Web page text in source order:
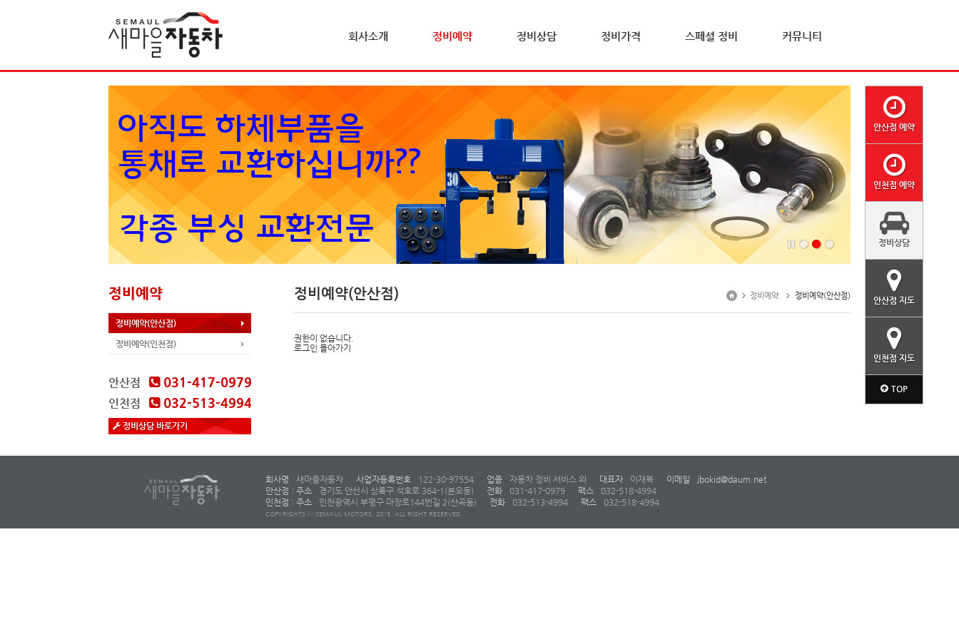
회사소개 정비예약 정비상담 정비가격 스페셜 정비 커뮤니티
정비예약
정비예약(안산점)
정비예약(인천점)
안산점 031-417-0979
인천점 032-513-4994
정비상담 바로가기
정비예약(안산점) 정비예약 정비예약(안산점)
권한이 없습니다.
로그인 돌아가기
안산점 예약
인천점 예약
정비상담
안산점 지도
인천점 지도
TOP
회사명 새마을자동차 사업자등록번호 122-30-97554 업종 자동차 정비 서비스 외 대표자 이재복 이메일
jbokid@daum.net
안산점 : 주소
경기도 안산시 상록구 석호로 364-1(본오동) 전화 031-417-0979 팩스
032-518-4994
인천점 : 주소
인천광역시 부평구 마장로144번길 2(산곡동) 전화 032-513-4994 팩스 032-518-4994
COPYRIGHTS ⓒ SEMAUL MOTORS. 2015. ALL RIGHT RESERVED.